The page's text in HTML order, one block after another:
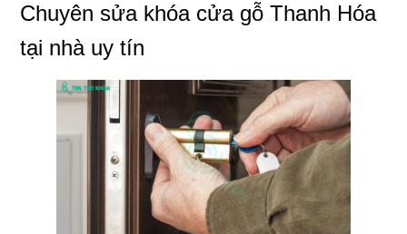
Chuyên sửa khóa cửa gỗ Thanh Hóa
tại nhà uy tín